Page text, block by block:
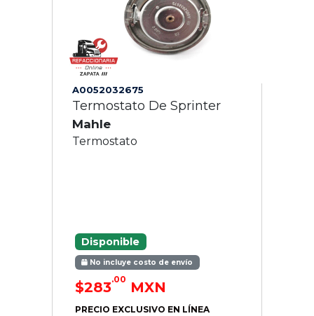
A0052032675
Termostato De Sprinter
Mahle
Termostato
Disponible
No incluye costo de envío
$283.00 MXN
PRECIO EXCLUSIVO EN LÍNEA